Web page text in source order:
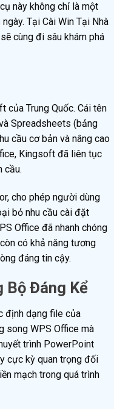
này không chỉ là một
Tại Cài Win Tại Nhà
cùng đi sâu khám phá
của Trung Quốc. Cái tên
Spreadsheets (bảng
cầu cơ bản và nâng cao
Kingsoft đã liên tục
cầu.
cho phép người dùng
bỏ nhu cầu cài đặt
Office đã nhanh chóng
có khả năng tương
đáng tin cậy.
Bộ Đáng Kể
định dạng file của
song WPS Office mà
trình PowerPoint
cực kỳ quan trọng đối
mạch trong quá trình